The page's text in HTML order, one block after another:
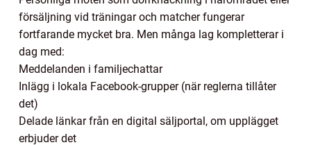
försäljning vid träningar och matcher fungerar
fortfarande mycket bra. Men många lag kompletterar i
dag med:
Meddelanden i familjechattar
Inlägg i lokala Facebook-grupper (när reglerna tillåter
det)
Delade länkar från en digital säljportal, om upplägget
erbjuder det